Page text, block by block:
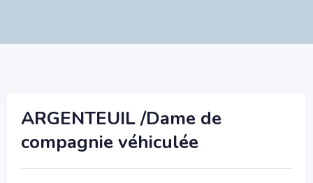
ARGENTEUIL /Dame de
compagnie véhiculée